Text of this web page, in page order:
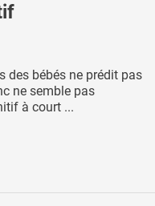
des bébés ne prédit pas
ne semble pas
à court ...